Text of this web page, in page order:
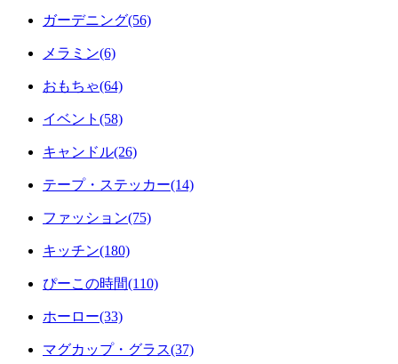
ガーデニング(56)
メラミン(6)
おもちゃ(64)
イベント(58)
キャンドル(26)
テープ・ステッカー(14)
ファッション(75)
キッチン(180)
ぴーこの時間(110)
ホーロー(33)
マグカップ・グラス(37)